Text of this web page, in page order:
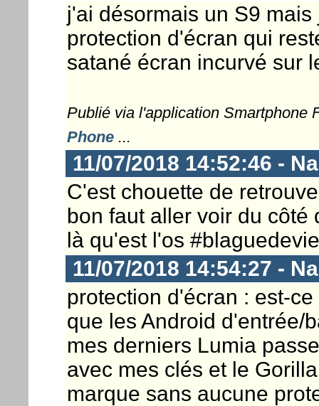
j'ai désormais un S9
protection d'écran qui
satané écran incurvé sur
Publié via l'application Smartphone
Phone...
11/07/2018 14:52:46 -
C'est chouette de
bon faut aller voir du
là qu'est l'os
11/07/2018 14:54:27 -
protection d'écran : est-
que les Android d'entrée/
mes derniers Lumia
avec mes clés et le
marque sans aucune